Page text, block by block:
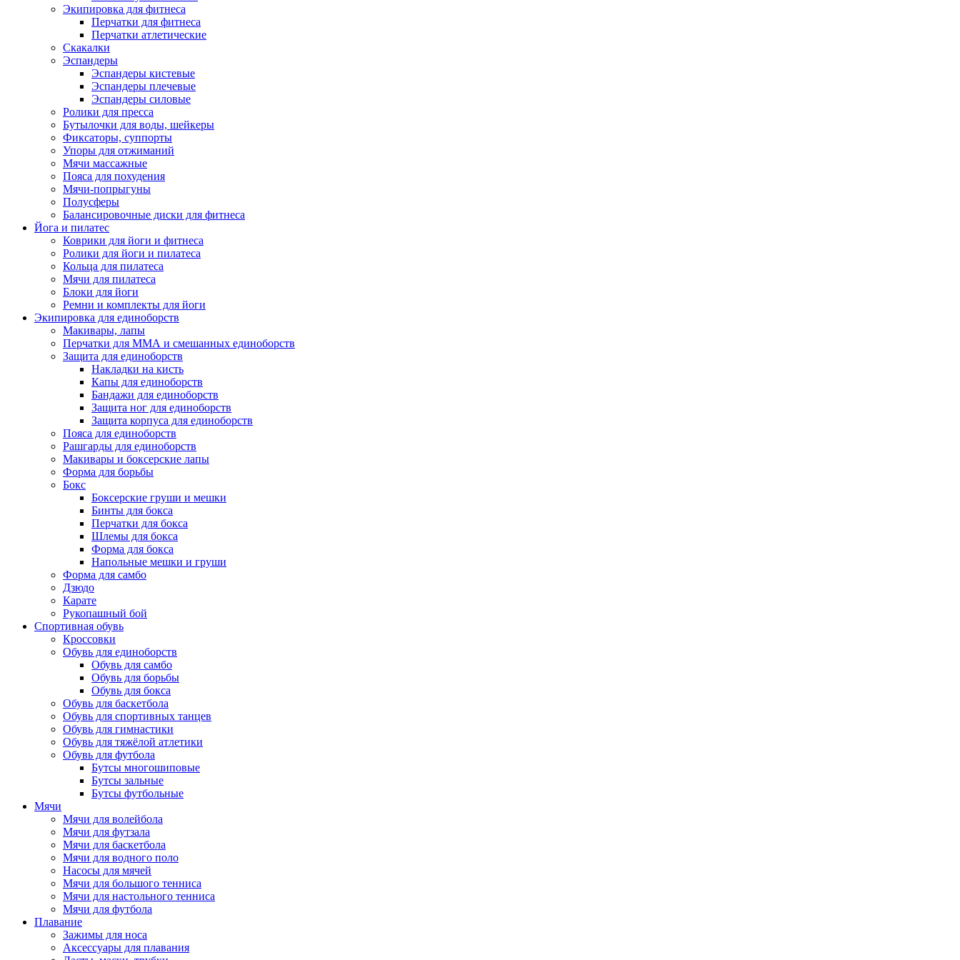
Экипировка для фитнеса
Перчатки для фитнеса
Перчатки атлетические
Скакалки
Эспандеры
Эспандеры кистевые
Эспандеры плечевые
Эспандеры силовые
Ролики для пресса
Бутылочки для воды, шейкеры
Фиксаторы, суппорты
Упоры для отжиманий
Мячи массажные
Пояса для похудения
Мячи-попрыгуны
Полусферы
Балансировочные диски для фитнеса
Йога и пилатес
Коврики для йоги и фитнеса
Ролики для йоги и пилатеса
Кольца для пилатеса
Мячи для пилатеса
Блоки для йоги
Ремни и комплекты для йоги
Экипировка для единоборств
Макивары, лапы
Перчатки для ММА и смешанных единоборств
Защита для единоборств
Накладки на кисть
Капы для единоборств
Бандажи для единоборств
Защита ног для единоборств
Защита корпуса для единоборств
Пояса для единоборств
Рашгарды для единоборств
Макивары и боксерские лапы
Форма для борьбы
Бокс
Боксерские груши и мешки
Бинты для бокса
Перчатки для бокса
Шлемы для бокса
Форма для бокса
Напольные мешки и груши
Форма для самбо
Дзюдо
Карате
Рукопашный бой
Спортивная обувь
Кроссовки
Обувь для единоборств
Обувь для самбо
Обувь для борьбы
Обувь для бокса
Обувь для баскетбола
Обувь для спортивных танцев
Обувь для гимнастики
Обувь для тяжёлой атлетики
Обувь для футбола
Бутсы многошиповые
Бутсы зальные
Бутсы футбольные
Мячи
Мячи для волейбола
Мячи для футзала
Мячи для баскетбола
Мячи для водного поло
Насосы для мячей
Мячи для большого тенниса
Мячи для настольного тенниса
Мячи для футбола
Плавание
Зажимы для носа
Аксессуары для плавания